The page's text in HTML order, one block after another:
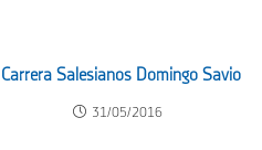
I Carrera Salesianos Domingo Savio
31/05/2016